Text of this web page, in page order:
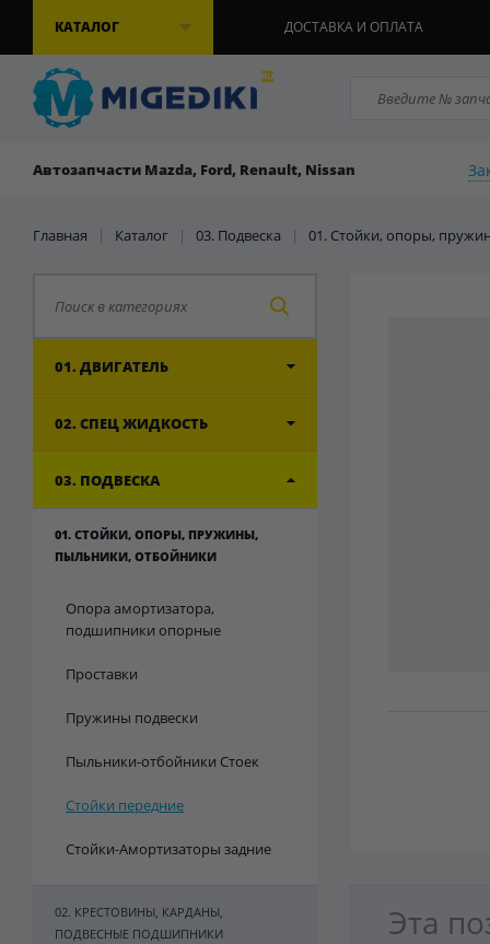
КАТАЛОГ ДОСТАВКА И ОПЛАТА
Автозапчасти Mazda, Ford, Renault, Nissan
Главная | Каталог | 03. Подвеска | 01. Стойки, опоры,
01. ДВИГАТЕЛЬ
02. СПЕЦ ЖИДКОСТЬ
03. ПОДВЕСКА
01. СТОЙКИ, ОПОРЫ, ПРУЖИНЫ,
ПЫЛЬНИКИ, ОТБОЙНИКИ
Опора амортизатора,
подшипники опорные
Проставки
Пружины подвески
Пыльники-отбойники Стоек
Стойки передние
Стойки-Амортизаторы задние
02. КРЕСТОВИНЫ, КАРДАНЫ,
ПОДВЕСНЫЕ ПОДШИПНИКИ
Эта